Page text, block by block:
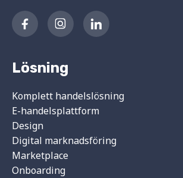
Lösning
Komplett handelslösning
E-handelsplattform
Design
Digital marknadsföring
Marketplace
Onboarding